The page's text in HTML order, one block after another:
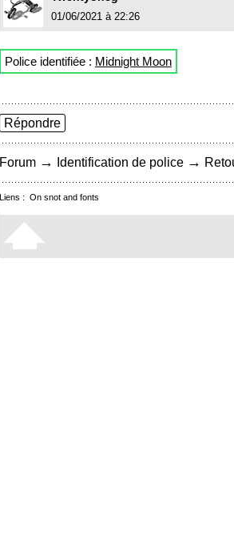
01/06/2021 à 22:26
Police identifiée : Midnight Moon
Répondre
Forum → Identification de police →
Liens : On snot and fonts